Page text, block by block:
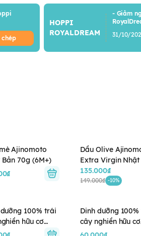
HOPPI
ROYALDREAM
- Giảm
31/10/
Ajinomoto
70g (6M+)
Dầu Olive
Extra Virgin Nhật
200g (6M+)
135.000₫
149.000₫ -10%
100% trái
hữu cơ
Organic vị
Dinh dưỡng
cây nghiền hữu cơ
HiPPiS Organic vị